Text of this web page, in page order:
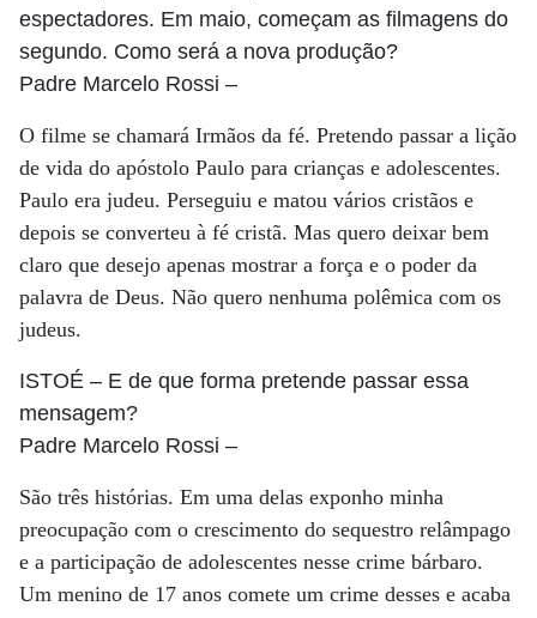
espectadores. Em maio, começam as filmagens do
segundo. Como será a nova produção?
Padre Marcelo Rossi –
O filme se chamará Irmãos da fé. Pretendo passar a lição
de vida do apóstolo Paulo para crianças e adolescentes.
Paulo era judeu. Perseguiu e matou vários cristãos e
depois se converteu à fé cristã. Mas quero deixar bem
claro que desejo apenas mostrar a força e o poder da
palavra de Deus. Não quero nenhuma polêmica com os
judeus.
ISTOÉ – E de que forma pretende passar essa
mensagem?
Padre Marcelo Rossi –
São três histórias. Em uma delas exponho minha
preocupação com o crescimento do sequestro relâmpago
e a participação de adolescentes nesse crime bárbaro.
Um menino de 17 anos comete um crime desses e acaba